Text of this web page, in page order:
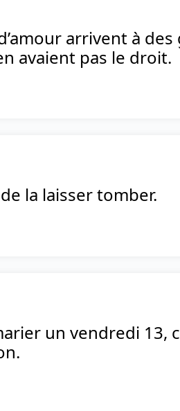
arrivent à des
avaient pas le droit.
la laisser tomber.
un vendredi 13,